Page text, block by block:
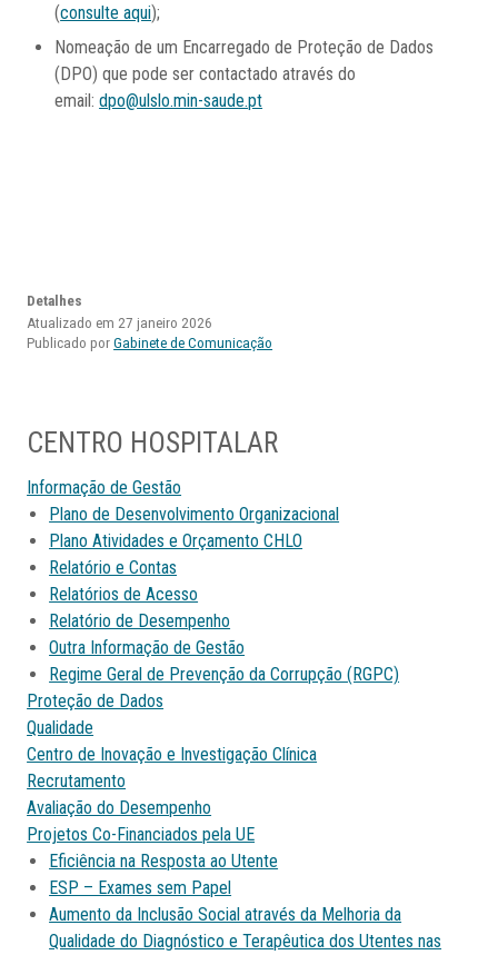
(consulte aqui);
Nomeação de um Encarregado de Proteção de Dados
(DPO) que pode ser contactado através do
email:dpo@ulslo.min-saude.pt
Detalhes
Atualizado em 27 janeiro 2026
Publicado porGabinete de Comunicação
CENTRO HOSPITALAR
Informação de Gestão
Plano de Desenvolvimento Organizacional
Plano Atividades e Orçamento CHLO
Relatório e Contas
Relatórios de Acesso
Relatório de Desempenho
Outra Informação de Gestão
Regime Geral de Prevenção da Corrupção (RGPC)
Proteção de Dados
Qualidade
Centro de Inovação e Investigação Clínica
Recrutamento
Avaliação do Desempenho
Projetos Co-Financiados pela UE
Eficiência na Resposta ao Utente
ESP – Exames sem Papel
Aumento da Inclusão Social através da Melhoria da
Qualidade do Diagnóstico e Terapêutica dos Utentes nas